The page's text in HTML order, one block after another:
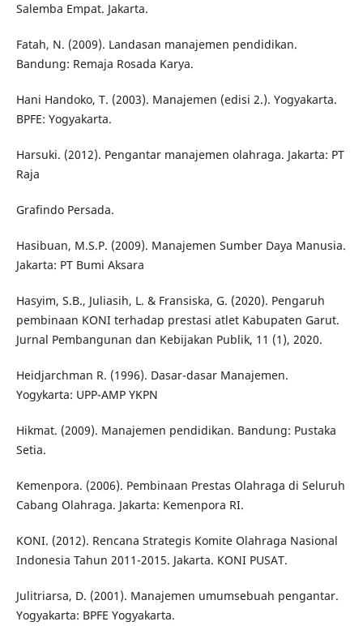
Salemba Empat. Jakarta.
Fatah, N. (2009). Landasan manajemen pendidikan.
Bandung: Remaja Rosada Karya.
Hani Handoko, T. (2003). Manajemen (edisi 2.). Yogyakarta.
BPFE: Yogyakarta.
Harsuki. (2012). Pengantar manajemen olahraga. Jakarta: PT
Raja
Grafindo Persada.
Hasibuan, M.S.P. (2009). Manajemen Sumber Daya Manusia.
Jakarta: PT Bumi Aksara
Hasyim, S.B., Juliasih, L. & Fransiska, G. (2020). Pengaruh
pembinaan KONI terhadap prestasi atlet Kabupaten Garut.
Jurnal Pembangunan dan Kebijakan Publik, 11 (1), 2020.
Heidjarchman R. (1996). Dasar-dasar Manajemen.
Yogykarta: UPP-AMP YKPN
Hikmat. (2009). Manajemen pendidikan. Bandung: Pustaka
Setia.
Kemenpora. (2006). Pembinaan Prestas Olahraga di Seluruh
Cabang Olahraga. Jakarta: Kemenpora RI.
KONI. (2012). Rencana Strategis Komite Olahraga Nasional
Indonesia Tahun 2011-2015. Jakarta. KONI PUSAT.
Julitriarsa, D. (2001). Manajemen umumsebuah pengantar.
Yogyakarta: BPFE Yogyakarta.